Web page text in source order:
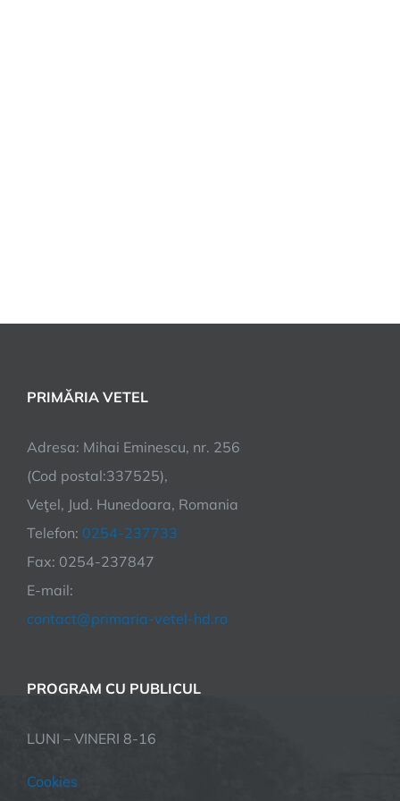
PRIMĂRIA VETEL
Adresa: Mihai Eminescu, nr. 256
(Cod postal:337525),
Veţel, Jud. Hunedoara, Romania
Telefon: 0254-237733
Fax: 0254-237847
E-mail:
contact@primaria-vetel-hd.ro
PROGRAM CU PUBLICUL
LUNI – VINERI 8-16
Cookies